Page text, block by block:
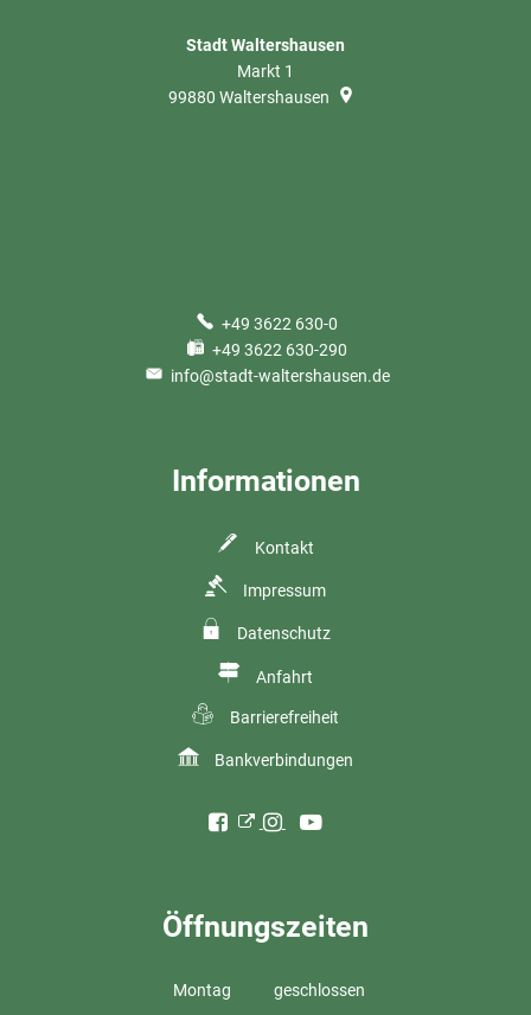
Stadt Waltershausen
Markt 1
99880 Waltershausen
+49 3622 630-0
+49 3622 630-290
info@stadt-waltershausen.de
Informationen
Kontakt
Impressum
Datenschutz
Anfahrt
Barrierefreiheit
Bankverbindungen
Öffnungszeiten
Montag
geschlossen